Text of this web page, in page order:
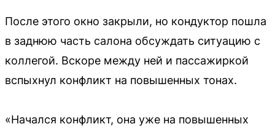
После этого окно закрыли, но кондуктор пошла
в заднюю часть салона обсуждать ситуацию с
коллегой. Вскоре между ней и пассажиркой
вспыхнул конфликт на повышенных тонах.
«Начался конфликт, она уже на повышенных